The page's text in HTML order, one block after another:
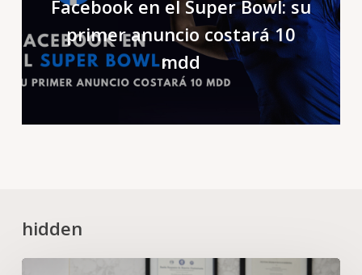
Facebook en el Super Bowl: su
primer anuncio costará 10
mdd
hidden